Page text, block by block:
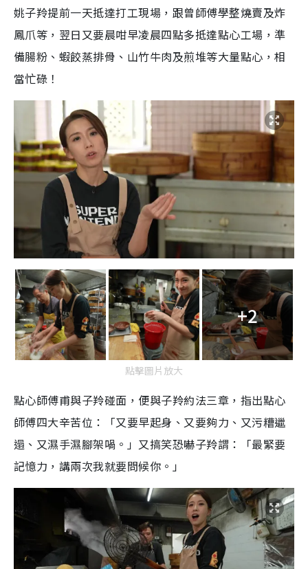
姚子羚提前一天抵達打工現場，跟曾師傅學整燒賣及炸
鳳爪等，翌日又要晨咁早凌晨四點多抵達點心工場，準
備腸粉、蝦餃蒸排骨、山竹牛肉及煎堆等大量點心，相
當忙碌！
+2
點擊圖片放大
點心師傅甫與子羚碰面，便與子羚約法三章，指出點心
師傅四大辛苦位：「又要早起身、又要夠力、又污糟邋
遢、又濕手濕腳架喎。」又搞笑恐嚇子羚謂：「最緊要
記憶力，講兩次我就要問候你。」